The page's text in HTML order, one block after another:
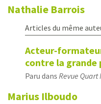
Nathalie Barrois
Articles du même
Acteur-
contre la grande
Paru dans Revue Quart
Marius Ilboudo